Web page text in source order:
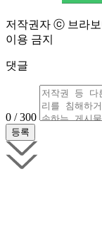
저작권자 ⓒ 브라
이용 금지
댓글
0 / 300